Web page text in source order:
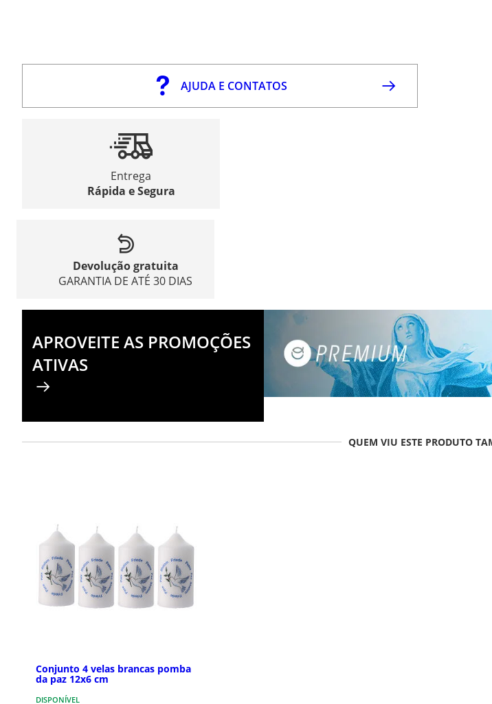
AJUDA E CONTATOS
Entrega
Rápida e Segura
Devolução gratuita
GARANTIA DE ATÉ 30 DIAS
APROVEITE AS PROMOÇÕES
ATIVAS
QUEM VIU ESTE PRODUTO
Conjunto 4 velas brancas pomba
da paz 12x6 cm
DISPONÍVEL